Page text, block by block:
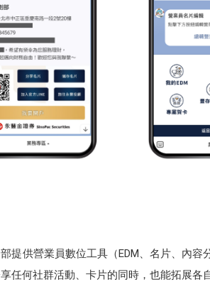
供營業員數位工具（EDM、名片、內容
任何社群活動、卡片的同時，也能拓展各